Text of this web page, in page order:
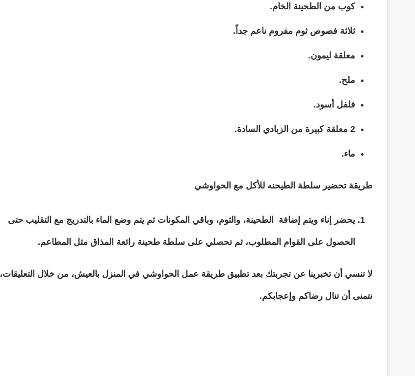
كوب من الطحينة الخام.
ثلاثة فصوص ثوم مفروم ناعم جداً.
معلقة ليمون.
ملح.
فلفل أسود.
2 معلقة كبيرة من الزبادي السادة.
ماء.
طريقة تحضير سلطة الطيحنه للأكل مع الحواوشي
يحضر إناء ويتم إضافة الطحينة، والثوم، وباقي المكونات ثم يتم وضع الماء بالتدريج مع التقليب حتى
الحصول على القوام المطلوب، ثم تحصلي على سلطة طحينة رائعة المذاق مثل المطاعم.
لا تنسي أن تخبرينا عن تجربتك بعد تطبيق طريقة عمل الحواوشي في المنزل بالعيش، من خلال التعليقات،
نتمنى أن تنال رضاكم وإعجابكم.